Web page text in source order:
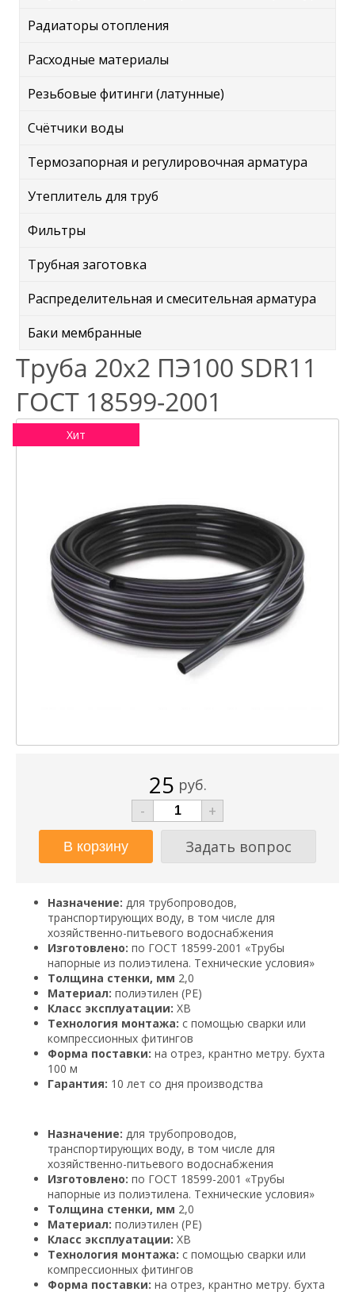
Радиаторы отопления
Расходные материалы
Резьбовые фитинги (латунные)
Счётчики воды
Термозапорная и регулировочная арматура
Утеплитель для труб
Фильтры
Трубная заготовка
Распределительная и смесительная арматура
Баки мембранные
Труба 20х2 ПЭ100 SDR11
ГОСТ 18599-2001
Хит
25 руб.
-
+
Задать вопрос
Назначение: для трубопроводов,
транспортирующих воду, в том числе для
хозяйственно-питьевого водоснабжения
Изготовлено: по ГОСТ 18599-2001 «Трубы
напорные из полиэтилена. Технические условия»
Толщина стенки, мм 2,0
Материал: полиэтилен (PE)
Класс эксплуатации: ХВ
Технология монтажа: с помощью сварки или
компрессионных фитингов
Форма поставки: на отрез, крантно метру. бухта
100 м
Гарантия: 10 лет со дня производства
Назначение: для трубопроводов,
транспортирующих воду, в том числе для
хозяйственно-питьевого водоснабжения
Изготовлено: по ГОСТ 18599-2001 «Трубы
напорные из полиэтилена. Технические условия»
Толщина стенки, мм 2,0
Материал: полиэтилен (PE)
Класс эксплуатации: ХВ
Технология монтажа: с помощью сварки или
компрессионных фитингов
Форма поставки: на отрез, крантно метру. бухта